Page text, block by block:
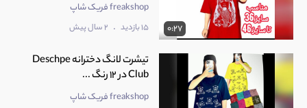
0:27
freakshop فریک شاپ
15 بازدید . 2 سال پیش
تیشرت لانگ دخترانه Deschpe
Club در 12 رنگ ...
freakshop فریک شاپ